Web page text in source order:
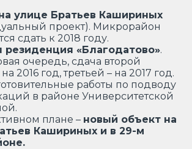
улице Братьев Кашириных
проект). Микрорайон
сдать к 2018 году.
резиденция «Благодатово».
очередь, сдача второй
2016 год, третьей – на 2017 год.
работы по подводу
в районе Университетской
плане – новый объект на
Кашириных и в 29-м